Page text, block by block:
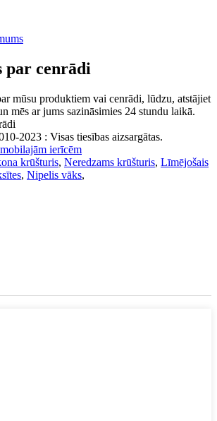
par cenrādi
mūsu produktiem vai cenrādi, lūdzu, atstājiet
mēs ar jums sazināsimies 24 stundu laikā.
2023 : Visas tiesības aizsargātas.
ierīcēm
krūšturis, Neredzams krūšturis, Līmējošais
, Nipelis vāks,